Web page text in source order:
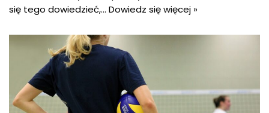
się tego dowiedzieć,… Dowiedz się więcej »